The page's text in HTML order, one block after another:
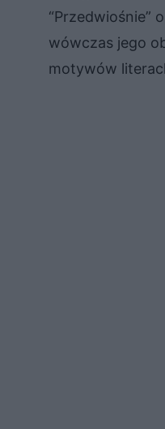
“Przedwiośnie”
wówczas jego
motywów